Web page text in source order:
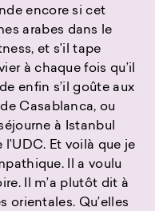
encore si cet
arabes dans le
et s’il tape
à chaque fois qu’il
enfin s’il goûte aux
Casablanca, ou
à Istanbul
l’UDC. Et voilà que je
Il a voulu
Il m’a plutôt dit à
orientales. Qu’elles